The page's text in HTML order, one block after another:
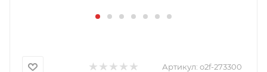
Артикул: o2f-273300